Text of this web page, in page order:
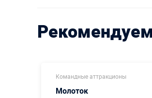
Командные аттракционы
Молоток